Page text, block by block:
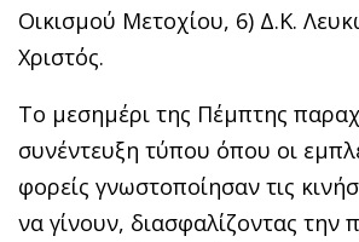
Οικισμού Μετοχίου, 6) Δ.Κ.
Χριστός.
Το μεσημέρι της Πέμπτης
συνέντευξη τύπου όπου οι
φορείς γνωστοποίησαν τις
να γίνουν, διασφαλίζοντας την